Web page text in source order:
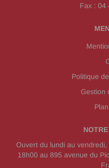
Fax : 04
Politique
Gestion
Ouvert du lundi au
18h00 au 895 avenue du